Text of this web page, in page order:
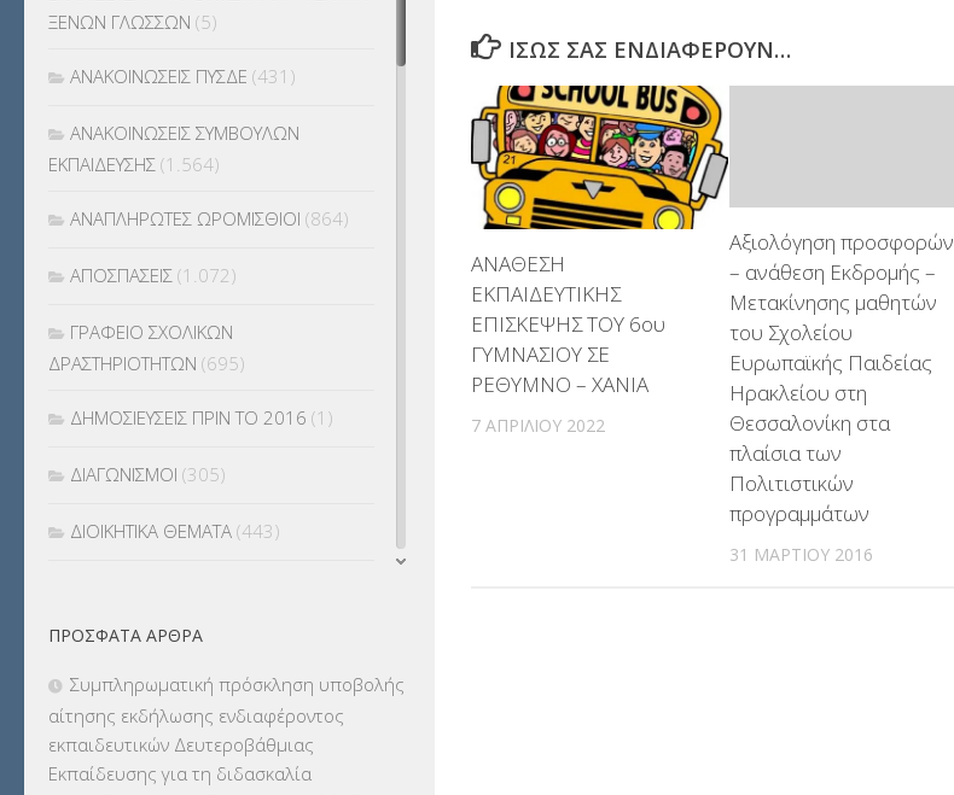
ΊΣΩΣ ΣΑΣ ΕΝΔΙΑΦΈΡΟΥΝ…
ΑΝΑΘΕΣΗ
ΕΚΠΑΙΔΕΥΤΙΚΗΣ
ΕΠΙΣΚΕΨΗΣ ΤΟΥ 6ου
ΓΥΜΝΑΣΙΟΥ ΣΕ
ΡΕΘΥΜΝΟ – ΧΑΝΙΑ
7 ΑΠΡΙΛΊΟΥ 2022
Αξιολόγηση προσφορών
– ανάθεση Εκδρομής –
Μετακίνησης μαθητών
του Σχολείου
Ευρωπαϊκής Παιδείας
Ηρακλείου στη
Θεσσαλονίκη στα
πλαίσια των
Πολιτιστικών
προγραμμάτων
31 ΜΑΡΤΊΟΥ 2016
ΞΕΝΩΝ ΓΛΩΣΣΩΝ (5)
ΑΝΑΚΟΙΝΩΣΕΙΣ ΠΥΣΔΕ (431)
ΑΝΑΚΟΙΝΩΣΕΙΣ ΣΥΜΒΟΥΛΩΝ
ΕΚΠΑΙΔΕΥΣΗΣ (1.564)
ΑΝΑΠΛΗΡΩΤΕΣ ΩΡΟΜΙΣΘΙΟΙ (864)
ΑΠΟΣΠΑΣΕΙΣ (1.072)
ΓΡΑΦΕΙΟ ΣΧΟΛΙΚΩΝ
ΔΡΑΣΤΗΡΙΟΤΗΤΩΝ (695)
ΔΗΜΟΣΙΕΥΣΕΙΣ ΠΡΙΝ ΤΟ 2016 (1)
ΔΙΑΓΩΝΙΣΜΟΙ (305)
ΔΙΟΙΚΗΤΙΚΑ ΘΕΜΑΤΑ (443)
ΕΚΔΡΟΜΕΣ(7.354)
ΕΚΠΑΙΔΕΥΤΙΚΑ ΘΕΜΑΤΑ (2.824)
ΕΠΑΛ(366)
ΠΡΌΣΦΑΤΑ ΆΡΘΡΑ
Συμπληρωματική πρόσκληση υποβολής
αίτησης εκδήλωσης ενδιαφέροντος
εκπαιδευτικών Δευτεροβάθμιας
Εκπαίδευσης για τη διδασκαλία